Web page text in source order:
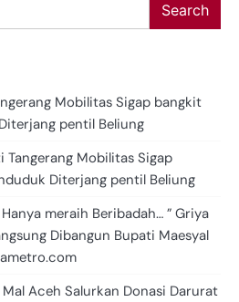
Search
Mobilitas Sigap bangkit
pentil Beliung
Mobilitas Sigap
Diterjang pentil Beliung
meraih Beribadah… ” Griya
Dibangun Bupati Maesyal
Aceh Salurkan Donasi Darurat